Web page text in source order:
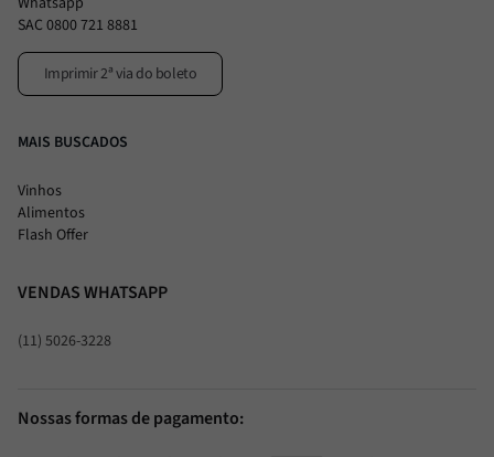
SAC 0800 721 8881
Imprimir 2ª via do boleto
MAIS BUSCADOS
Vinhos
Alimentos
Flash Offer
VENDAS WHATSAPP
(11) 5026-3228
Nossas formas de pagamento: